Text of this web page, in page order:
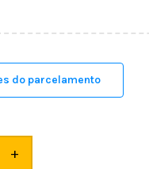
do parcelamento
+